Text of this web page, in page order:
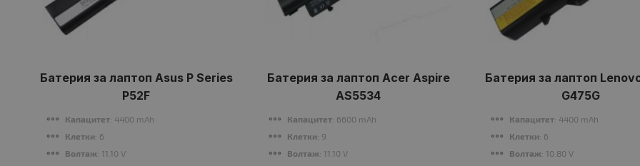
Батерия за лаптоп Asus P Series
P52F
Капацитет: 4400 mAh
Клетки: 6
Волтаж: 11.10 V
Батерия за лаптоп Acer Aspire
AS5534
Капацитет: 6600 mAh
Клетки: 9
Волтаж: 11.10 V
Батерия за лаптоп
G475G
Капацитет: 4400 mAh
Клетки: 6
Волтаж: 10.80 V